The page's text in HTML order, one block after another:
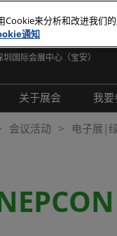
年10月27-29日
圳国际会展中心（宝安）
关于展会
展会介绍
我
会议活动 电子展|
来分析和改进我们
通知